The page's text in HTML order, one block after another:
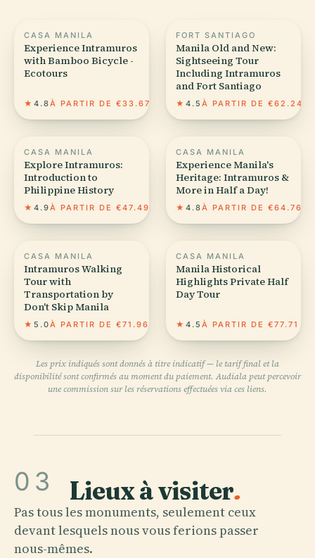
CASA MANILA
Experience Intramuros
with Bamboo Bicycle -
Ecotours
★ 4.8À PARTIR DE €33.67
FORT SANTIAGO
Manila Old and New:
Sightseeing Tour
Including Intramuros
and Fort Santiago
★ 4.5 À PARTIR DE €62.24
CASA MANILA
Explore Intramuros:
Introduction to
Philippine History
★ 4.9À PARTIR DE €47.49
CASA MANILA
Experience Manila's
Heritage: Intramuros &
More in Half a Day!
★ 4.8À PARTIR DE €64.76
CASA MANILA
Intramuros Walking
Tour with
Transportation by
Don't Skip Manila
★ 5.0À PARTIR DE €71.96
CASA MANILA
Manila Historical
Highlights Private Half
Day Tour
★ 4.5 À PARTIR DE €77.71
Les prix indiqués sont donnés à titre indicatif — le tarif final et la
disponibilité sont confirmés au moment du paiement. Audiala peut percevoir
une commission sur les réservations effectuées via ces liens.
03 Lieux à visiter.
Pas tous les monuments, seulement ceux
devant lesquels nous vous ferions passer
nous-mêmes.